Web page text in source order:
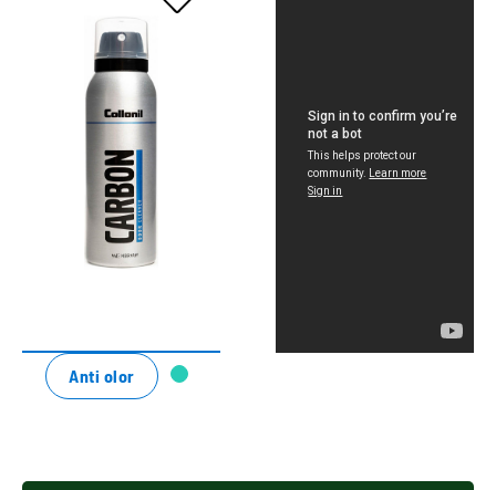
Spray anti-
olor para
zapatillas
y textiles.
Para zapatos
deportivos,
elimina los
Anti olor